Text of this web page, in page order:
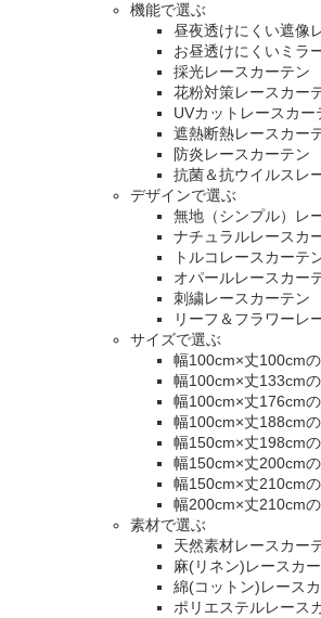
機能で選ぶ
昼夜透けにくい遮像
お昼透けにくいミラ
採光レースカーテン
花粉対策レースカー
UVカットレースカー
遮熱断熱レースカー
防炎レースカーテン
抗菌＆抗ウイルスレ
デザインで選ぶ
無地（シンプル）レ
ナチュラルレースカ
トルコレースカーテ
オパールレースカー
刺繍レースカーテン
リーフ＆フラワーレ
サイズで選ぶ
幅100cm×丈100cm
幅100cm×丈133cm
幅100cm×丈176cm
幅100cm×丈188cm
幅150cm×丈198cm
幅150cm×丈200cm
幅150cm×丈210cm
幅200cm×丈210cm
素材で選ぶ
天然素材レースカー
麻(リネン)レースカ
綿(コットン)レース
ポリエステルレース